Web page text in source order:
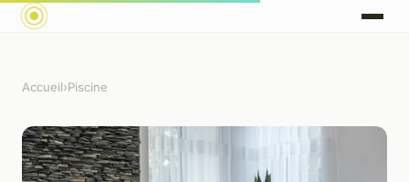
Accueil›Piscine